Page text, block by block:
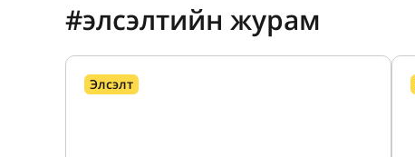
#элсэлтийн журам
Элсэлт